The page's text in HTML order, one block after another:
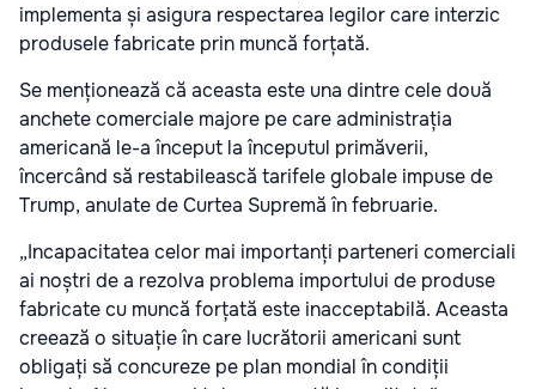
implementa și asigura respectarea legilor care interzic
produsele fabricate prin muncă forțată.
Se menționează că aceasta este una dintre cele două
anchete comerciale majore pe care administrația
americană le-a început la începutul primăverii,
încercând să restabilească tarifele globale impuse de
Trump, anulate de Curtea Supremă în februarie.
„Incapacitatea celor mai importanți parteneri comerciali
ai noștri de a rezolva problema importului de produse
fabricate cu muncă forțată este inacceptabilă. Aceasta
creează o situație în care lucrătorii americani sunt
obligați să concureze pe plan mondial în condiții